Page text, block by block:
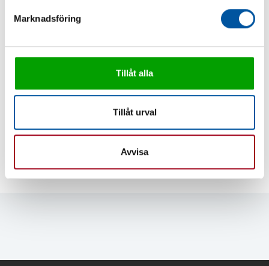
Marknadsföring
Tillåt alla
Tillåt urval
Avvisa
Industripumper P65